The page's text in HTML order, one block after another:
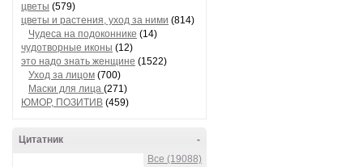
цветы (579)
цветы и растения, уход за ними (814)
Чудеса на подоконнике (14)
чудотворные иконы (12)
это надо знать женщине (1522)
Уход за лицом (700)
Маски для лица (271)
ЮМОР, ПОЗИТИВ (459)
-
Цитатник
Все (19088)